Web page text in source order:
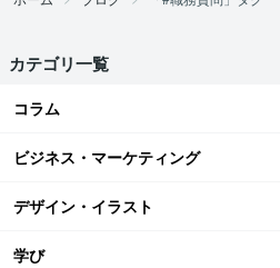
カテゴリ一覧
コラム
ビジネス・マーケティング
デザイン・イラスト
学び